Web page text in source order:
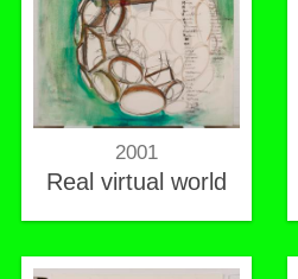
2001
Real virtual world